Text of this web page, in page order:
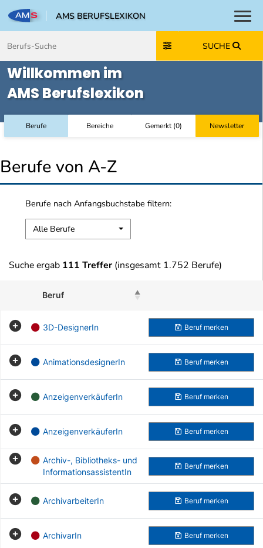
AMS BERUFSLEXIKON
SUCHE
Willkommen im
AMS Berufslexikon
Berufe Bereiche Gemerkt(0) Newsletter
Berufe von A-Z
Berufe nach Anfangsbuchstabe filtern:
Alle Berufe
Suche ergab 111 Treffer (insgesamt 1.752 Berufe)
Beruf
3D-DesignerIn Beruf merken
AnimationsdesignerIn Beruf merken
AnzeigenverkäuferIn Beruf merken
AnzeigenverkäuferIn Beruf merken
Archiv-, Bibliotheks- und
InformationsassistentIn
Beruf merken
ArchivarbeiterIn Beruf merken
ArchivarIn Beruf merken